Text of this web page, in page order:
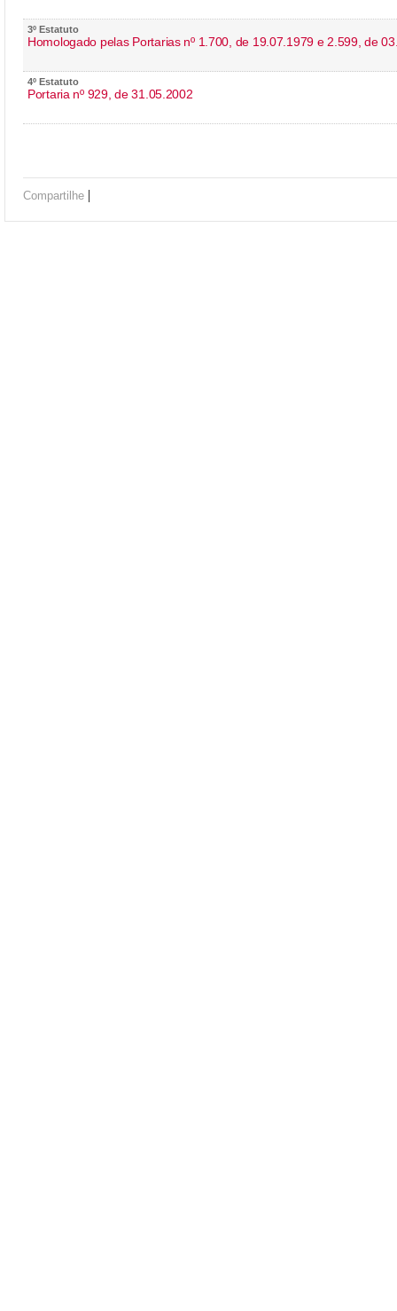
3º Estatuto
Homologado pelas Portarias nº 1.700, de 19.07.1979 e 2.599, de
4º Estatuto
Portaria nº 929, de 31.05.2002
Compartilhe |